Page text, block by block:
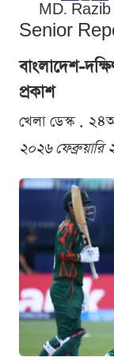
MD. Razib
Senior
বাংলাদেশ-
প্রকাশ
খেলা ডেস্ক .
২০২৬